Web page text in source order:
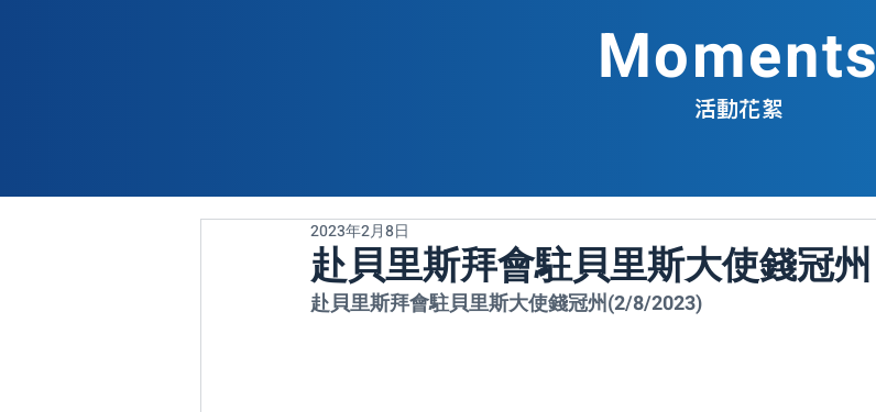
Moments
活動花絮
赴貝里斯拜會駐貝里斯大使錢冠州
2023年2月8日
赴貝里斯拜會駐貝里斯大使錢冠州(2/8/2023)